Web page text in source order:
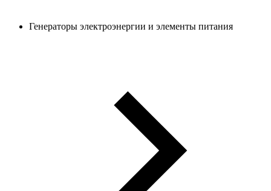
Генераторы электроэнергии и элементы питания